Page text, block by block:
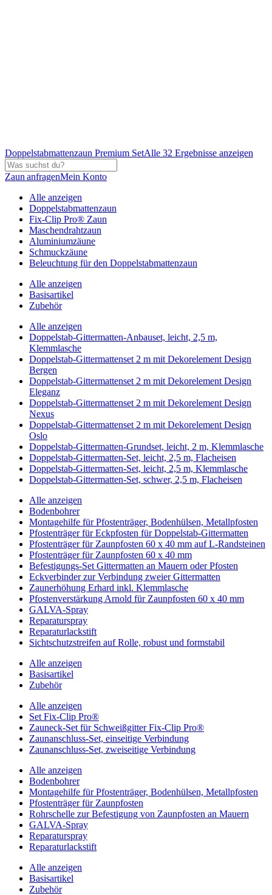
Doppelstabmattenzaun Premium SetAlle 32 Ergebnisse anzeigen
Zaun anfragenMein Konto
Alle anzeigen
Doppelstabmattenzaun
Fix-Clip Pro® Zaun
Maschendrahtzaun
Aluminiumzäune
Schmuckzäune
Beleuchtung für den Doppelstabmattenzaun
Alle anzeigen
Basisartikel
Zubehör
Alle anzeigen
Doppelstab-Gittermatten-Anbauset, leicht, 2,5 m,
Klemmlasche
Doppelstab-Gittermattenset 2 m mit Dekorelement Design
Bergen
Doppelstab-Gittermattenset 2 m mit Dekorelement Design
Eleganz
Doppelstab-Gittermattenset 2 m mit Dekorelement Design
Nexus
Doppelstab-Gittermattenset 2 m mit Dekorelement Design
Oslo
Doppelstab-Gittermatten-Grundset, leicht, 2 m, Klemmlasche
Doppelstab-Gittermatten-Set, leicht, 2,5 m, Flacheisen
Doppelstab-Gittermatten-Set, leicht, 2,5 m, Klemmlasche
Doppelstab-Gittermatten-Set, schwer, 2,5 m, Flacheisen
Alle anzeigen
Bodenbohrer
Montagehilfe für Pfostenträger, Bodenhülsen, Metallpfosten
Pfostenträger für Eckpfosten für Doppelstab-Gittermatten
Pfostenträger für Zaunpfosten 60 x 40 mm auf L-Randsteinen
Pfostenträger für Zaunpfosten 60 x 40 mm
Befestigungs-Set Gittermatten an Mauern oder Pfosten
Eckverbinder zur Verbindung zweier Gittermatten
Zaunerhöhung Erhard inkl. Klemmlasche
Pfostenverstärkung Arnold für Zaunpfosten 60 x 40 mm
GALVA-Spray
Reparaturspray
Reparaturlackstift
Sichtschutzstreifen auf Rolle, robust und formstabil
Alle anzeigen
Basisartikel
Zubehör
Alle anzeigen
Set Fix-Clip Pro®
Zauneck-Set für Schweißgitter Fix-Clip Pro®
Zaunanschluss-Set, einseitige Verbindung
Zaunanschluss-Set, zweiseitige Verbindung
Alle anzeigen
Bodenbohrer
Montagehilfe für Pfostenträger, Bodenhülsen, Metallpfosten
Pfostenträger für Zaunpfosten
Rohrschelle zur Befestigung von Zaunpfosten an Mauern
GALVA-Spray
Reparaturspray
Reparaturlackstift
Alle anzeigen
Basisartikel
Zubehör